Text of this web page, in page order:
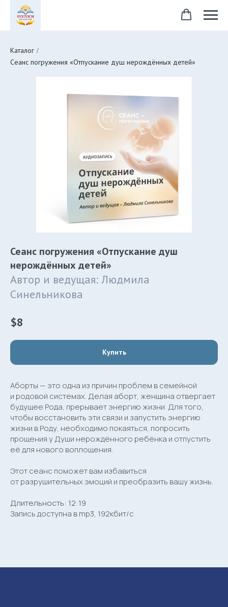
Каталог /
Сеанс погружения «Отпускание душ нерождённых детей»
Сеанс погружения «Отпускание душ
нерождённых детей»
Автор и ведущая: Людмила
Синельникова
$8
Купить
Аборты — это одна из причин проблем в семейной
и родовой системах. Делая аборт, женщина отвергает
будущее Рода, прерывает энергию жизни. Для того,
чтобы восстановить эти связи и запустить энергию
жизни в Роду, необходимо покаяться, попросить
прощения у Души нерождённого ребёнка и отпустить
её для нового воплощения.
Этот сеанс поможет вам избавиться
от разрушительных эмоций и преобразить вашу жизнь.
Длительность: 12:19
Запись доступна в mp3, 192кбит/с
Svetoch Publishing House
svetoch.press@gmail.com